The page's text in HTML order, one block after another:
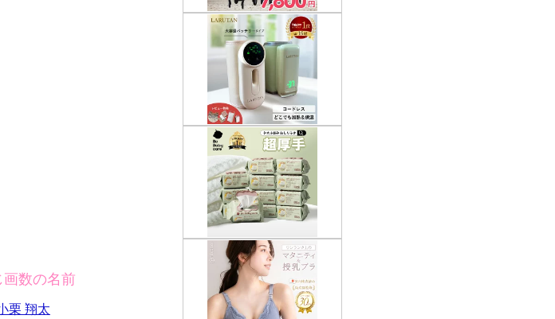
画数の名前
栗 翔太